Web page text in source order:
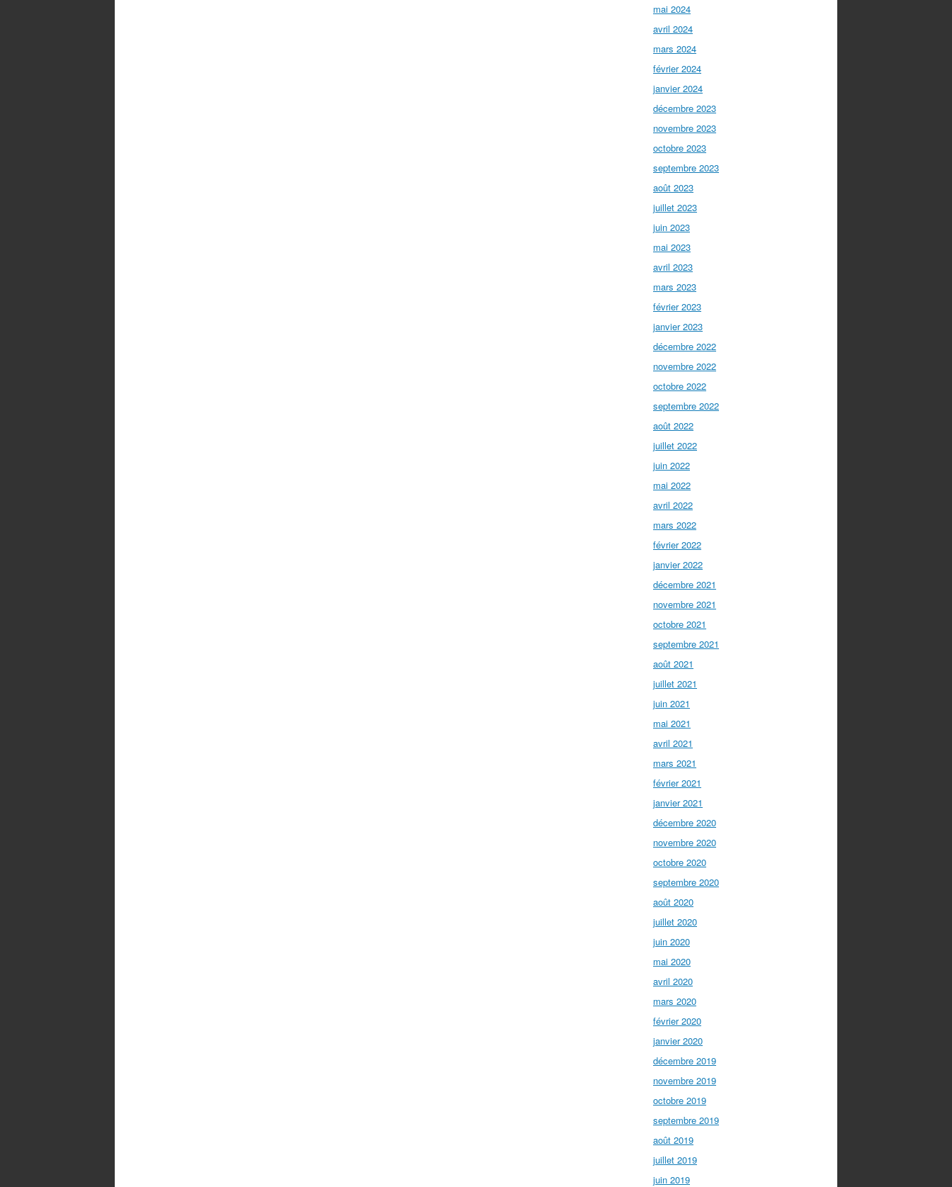
mai 2024
avril 2024
mars 2024
février 2024
janvier 2024
décembre 2023
novembre 2023
octobre 2023
septembre 2023
août 2023
juillet 2023
juin 2023
mai 2023
avril 2023
mars 2023
février 2023
janvier 2023
décembre 2022
novembre 2022
octobre 2022
septembre 2022
août 2022
juillet 2022
juin 2022
mai 2022
avril 2022
mars 2022
février 2022
janvier 2022
décembre 2021
novembre 2021
octobre 2021
septembre 2021
août 2021
juillet 2021
juin 2021
mai 2021
avril 2021
mars 2021
février 2021
janvier 2021
décembre 2020
novembre 2020
octobre 2020
septembre 2020
août 2020
juillet 2020
juin 2020
mai 2020
avril 2020
mars 2020
février 2020
janvier 2020
décembre 2019
novembre 2019
octobre 2019
septembre 2019
août 2019
juillet 2019
juin 2019